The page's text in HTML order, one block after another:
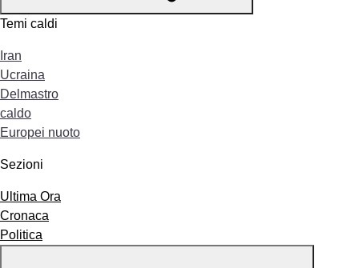
Temi caldi
Iran
Ucraina
Delmastro
caldo
Europei nuoto
Sezioni
Ultima Ora
Cronaca
Politica